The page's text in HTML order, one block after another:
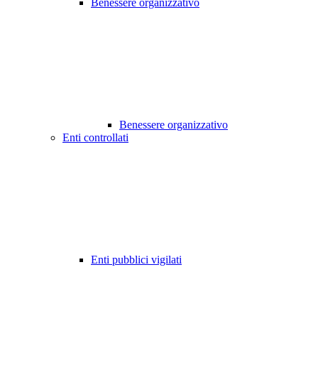
Benessere organizzativo
Benessere organizzativo
Enti controllati
Enti pubblici vigilati